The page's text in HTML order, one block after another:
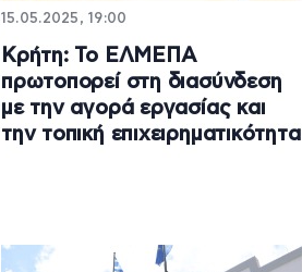
15.05.2025, 19:00
Κρήτη: Το ΕΛΜΕΠΑ
πρωτοπορεί στη διασύνδεση
με την αγορά εργασίας και
την τοπική επιχειρηματικότητα